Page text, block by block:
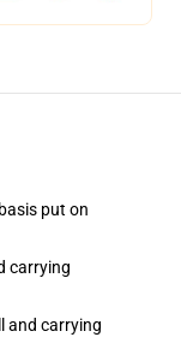
put on
carrying
and carrying